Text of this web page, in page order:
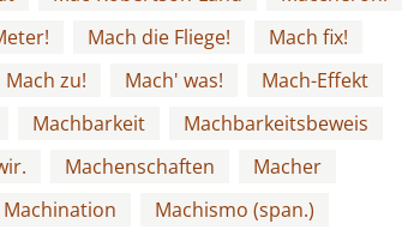
Mach die Fliege!
Mach fix!
Mach zu! Mach' was!
Mach-Effekt
Machbarkeit
Machbarkeitsbeweis
Machenschaften
Macher
Machination
Machismo (span.)